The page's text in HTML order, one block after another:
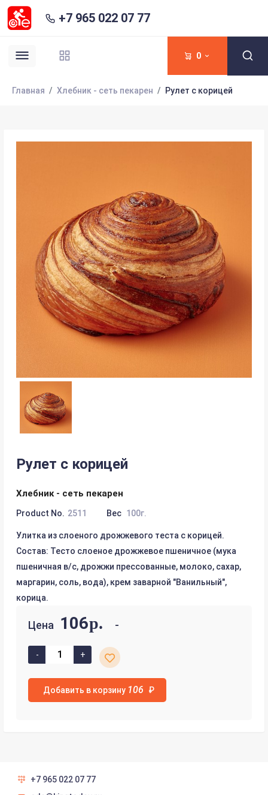
+7 965 022 07 77
0
Главная Хлебник - сеть пекарен Рулет с корицей
Рулет с корицей
Хлебник - сеть пекарен
Product No. 2511 Вес 100г.
Улитка из слоеного дрожжевого теста с корицей.
Состав: Тесто слоеное дрожжевое пшеничное (мука
пшеничная в/с, дрожжи прессованные, молоко, сахар,
маргарин, соль, вода), крем заварной "Ванильный",
корица.
Цена 106р.
Добавить в корзину 106 ₽
+7 965 022 07 77